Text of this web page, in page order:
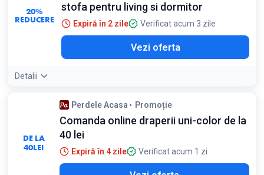
20%
REDUCERE
stofa pentru living si dormitor
Expiră în 2 zile Verificat acum 3 zile
Vezi oferta
Detalii
DE LA
40LEI
Perdele Acasa Promoție
Comanda online draperii uni-color de la
40 lei
Expiră în 4 zile Verificat acum 1 zi